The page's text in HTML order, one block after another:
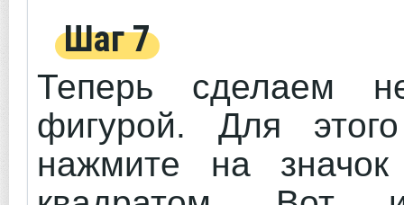
Шаг 7
Теперь сделаем
фигурой. Для
нажмите на